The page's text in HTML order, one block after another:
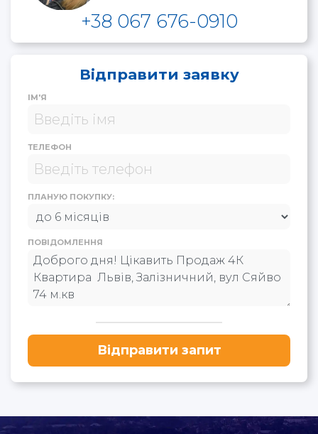
+38 067 676-0910
Відправити заявку
ІМ'Я
ТЕЛЕФОН
ПЛАНУЮ ПОКУПКУ:
ПОВІДОМЛЕННЯ
Відправити запит